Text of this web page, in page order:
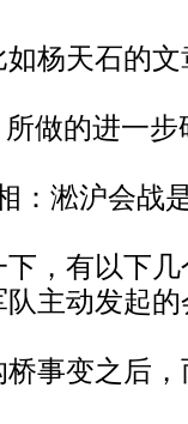
杨天石的
做的进一
：淞沪会战
，有以下
主动发起
事变之后，